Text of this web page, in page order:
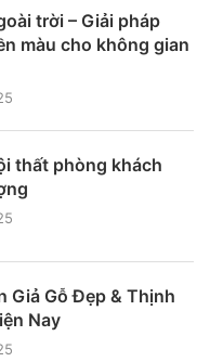
trời – Giải pháp
màu cho không gian
thất phòng khách
Giả Gỗ Đẹp & Thịnh
Nay